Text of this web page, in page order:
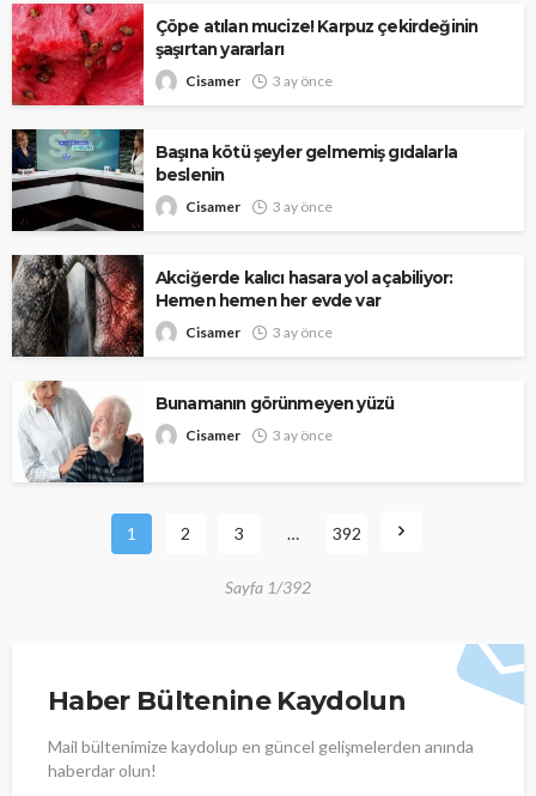
Çöpe atılan mucize! Karpuz çekirdeğinin
şaşırtan yararları
Cisamer 3 ay önce
Başına kötü şeyler gelmemiş gıdalarla
beslenin
Cisamer 3 ay önce
Akciğerde kalıcı hasara yol açabiliyor:
Hemen hemen her evde var
Cisamer 3 ay önce
Bunamanın görünmeyen yüzü
Cisamer 3 ay önce
1 2 3 … 392
Sayfa 1/392
Haber Bültenine Kaydolun
Mail bültenimize kaydolup en güncel gelişmelerden anında
haberdar olun!